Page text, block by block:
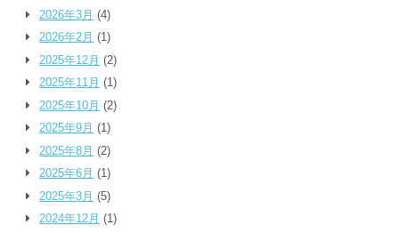
2026年3月 (4)
2026年2月 (1)
2025年12月 (2)
2025年11月 (1)
2025年10月 (2)
2025年9月 (1)
2025年8月 (2)
2025年6月 (1)
2025年3月 (5)
2024年12月 (1)